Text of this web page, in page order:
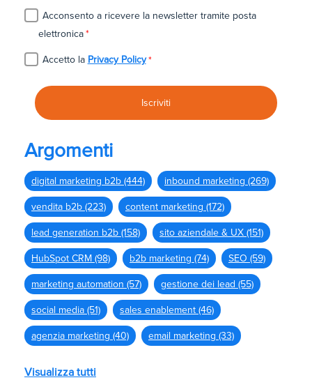
Acconsento a ricevere la newsletter tramite posta
elettronica*
Accetto la Privacy Policy *
Argomenti
digital marketing b2b (444) inbound marketing (269)
vendita b2b (223) content marketing (172)
lead generation b2b (158) sito aziendale & UX (151)
HubSpot CRM (98) b2b marketing (74) SEO (59)
marketing automation (57) gestione dei lead (55)
social media (51) sales enablement (46)
agenzia marketing (40) email marketing (33)
Visualizza tutti